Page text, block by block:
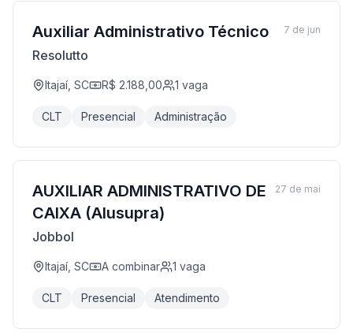
Auxiliar Administrativo Técnico
Resolutto
Itajaí, SC R$ 2.188,00 1 vaga
CLT Presencial Administração
7 de jun
AUXILIAR ADMINISTRATIVO DE
CAIXA (Alusupra)
Jobbol
Itajaí, SC A combinar 1 vaga
CLT Presencial Atendimento
27 de mai